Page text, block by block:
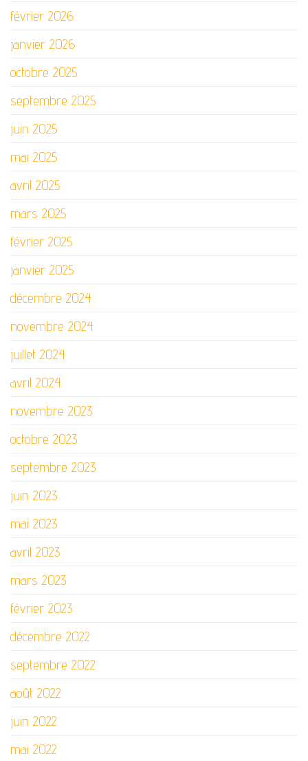
février 2026
janvier 2026
octobre 2025
septembre 2025
juin 2025
mai 2025
avril 2025
mars 2025
février 2025
janvier 2025
décembre 2024
novembre 2024
juillet 2024
avril 2024
novembre 2023
octobre 2023
septembre 2023
juin 2023
mai 2023
avril 2023
mars 2023
février 2023
décembre 2022
septembre 2022
août 2022
juin 2022
mai 2022